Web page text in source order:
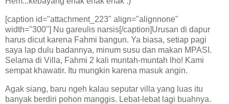
[caption id="attachment_223" align="alignnone"
width="300"] Nu gareulis narsis[/caption]Urusan di dapur
harus dicut karena Fahmi bangun. Ya biasa, setiap pagi
saya lap dulu badannya, minum susu dan makan MPASI.
Selama di Villa, Fahmi 2 kali muntah-muntah lho! Kami
sempat khawatir. Itu mungkin karena masuk angin.
Agak siang, baru ngeh kalau seputar villa yang luas itu
banyak berdiri pohon manggis. Lebat-lebat lagi buahnya.